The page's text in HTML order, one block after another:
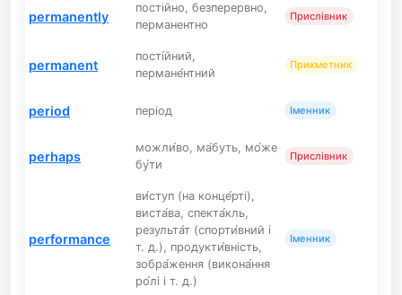
permanently
постійно, безперервно,
перманентно
Прислівник
permanent
пості́йний,
пермане́нтний
Прикметник
period період Іменник
perhaps
можли́во, ма́буть, мо́же
бу́ти
Прислівник
performance
ви́ступ (на конце́рті),
виста́ва, спекта́кль,
результа́т (спорти́вний і
т. д.), продукти́вність,
зобра́ження (викона́ння
ро́лі і т. д.)
Іменник